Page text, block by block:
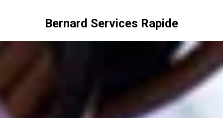
Bernard Services Rapide